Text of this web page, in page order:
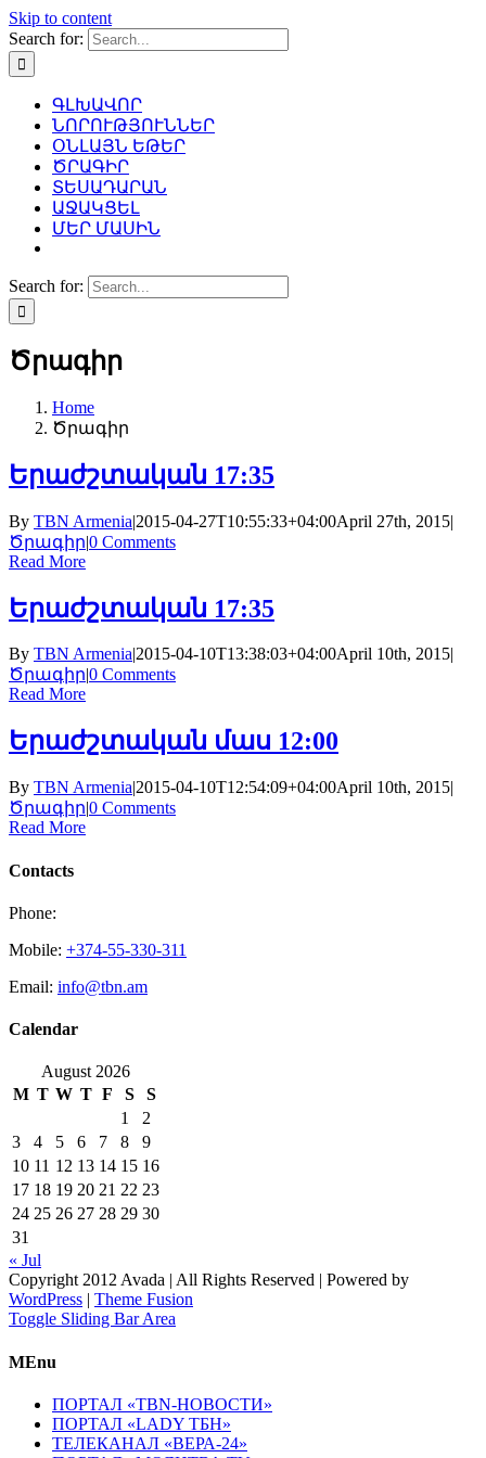
Skip to content
Search for:
ԳԼԽԱՎՈՐ
ՆՈՐՈՒԹՅՈՒՆՆԵՐ
ՕՆԼԱՅՆ ԵԹԵՐ
ԾՐԱԳԻՐ
ՏԵՍԱԴԱՐԱՆ
ԱՋԱԿՑԵԼ
ՄԵՐ ՄԱՍԻՆ
Search for:
Ծրագիր
Home
Ծրագիր
Երաժշտական 17:35
By TBN Armenia|2015-04-27T10:55:33+04:00April 27th, 2015|
Ծրագիր|0 Comments
Read More
Երաժշտական 17:35
By TBN Armenia|2015-04-10T13:38:03+04:00April 10th, 2015|
Ծրագիր|0 Comments
Read More
Երաժշտական մաս 12:00
By TBN Armenia|2015-04-10T12:54:09+04:00April 10th, 2015|
Ծրագիր|0 Comments
Read More
Contacts
Phone:
Mobile: +374-55-330-311
Email: info@tbn.am
Calendar
August 2026
M T W T F S
S
1
2
3
4 5 6 7 8
9
10 11 12 13 14 15 16
17 18 19 20 21 22 23
24 25 26 27 28 29 30
31
« Jul
Copyright 2012 Avada | All Rights Reserved | Powered by
WordPress | Theme Fusion
Toggle Sliding Bar Area
MEnu
ПОРТАЛ «TBN-НОВОСТИ»
ПОРТАЛ «LADY ТБН»
ТЕЛЕКАНАЛ «ВЕРА-24»